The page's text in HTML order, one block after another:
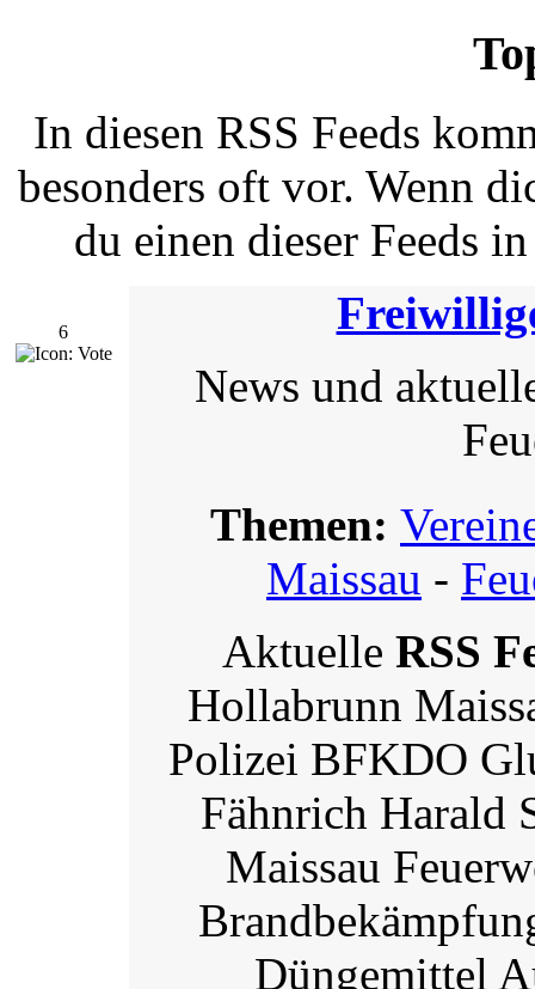
In diesen RSS Feeds
besonders oft vor. Wenn
du einen dieser Feeds
6
News und
Themen:
Maissau -
Aktuelle RSS
Hollabrunn
Polizei BFKDO
Fähnrich Harald
Maissau
Düngemittel